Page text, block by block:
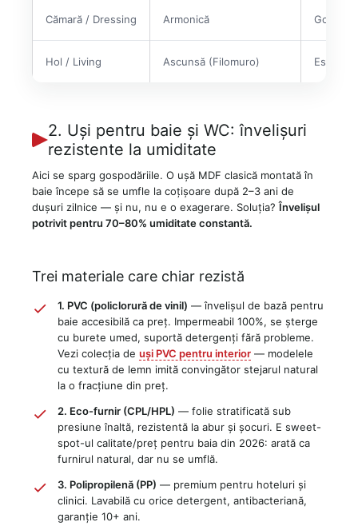
Cămară / Dressing Armonică Gol
Hol / Living Ascunsă (Filomuro) Estetică
2. Uși pentru baie și WC: învelișuri
rezistente la umiditate
Aici se sparg gospodăriile. O ușă MDF clasică montată în
baie începe să se umfle la coțișoare după 2–3 ani de
dușuri zilnice — și nu, nu e o exagerare. Soluția?Învelișul
potrivit pentru 70–80% umiditate constantă.
Trei materiale care chiar rezistă
1. PVC (policlorură de vinil) — învelișul de bază pentru
baie accesibilă ca preț. Impermeabil 100%, se șterge
cu burete umed, suportă detergenți fără probleme.
Vezi colecția de uși PVC pentru interior — modelele
cu textură de lemn imită convingător stejarul natural
la o fracțiune din preț.
2. Eco-furnir (CPL/HPL) — folie stratificată sub
presiune înaltă, rezistentă la abur și șocuri. E sweet-
spot-ul calitate/preț pentru baia din 2026: arată ca
furnirul natural, dar nu se umflă.
3. Polipropilenă (PP) — premium pentru hoteluri și
clinici. Lavabilă cu orice detergent, antibacteriană,
garanție 10+ ani.